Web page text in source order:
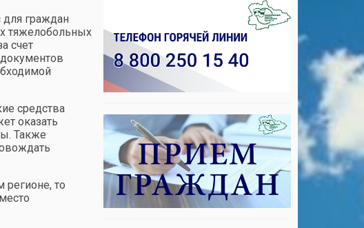
для граждан
тяжелобольных
счет
средства
оказать
Также
регионе, то